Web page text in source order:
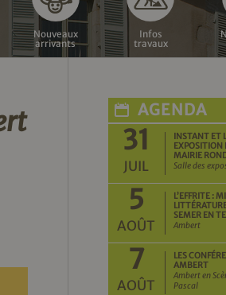
Nouveaux
arrivants
Infos
travaux
AGENDA
31
JUIL
INSTANT ET
EXPOSITION
MAIRIE
Salle des
5
AOÛT
L’EFFRITE :
SEMER EN
Ambert
7
AOÛT
LES
AMBERT
Ambert en
Pascal